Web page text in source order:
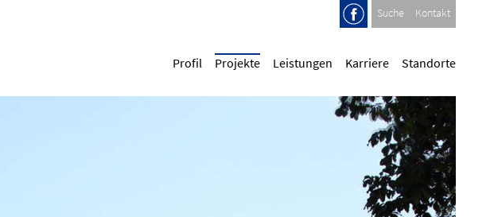
Profil Projekte Leistungen Karriere Standorte
Suche Kontakt